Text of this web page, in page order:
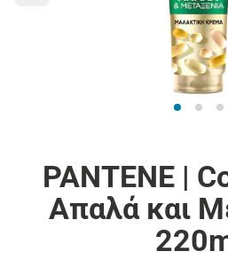
PANTENE |
Απαλά και